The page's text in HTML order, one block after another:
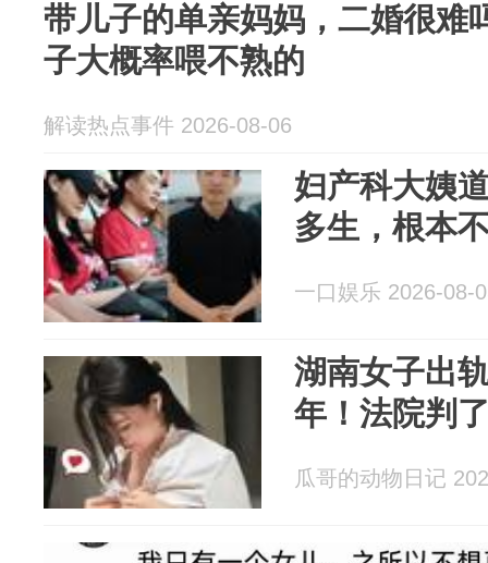
带儿子的单亲妈妈，二婚很难
子大概率喂不熟的
解读热点事件 2026-08-06
妇产科大姨
多生，根本
一口娱乐 2026-08-
湖南女子出
年！法院判
瓜哥的动物日记